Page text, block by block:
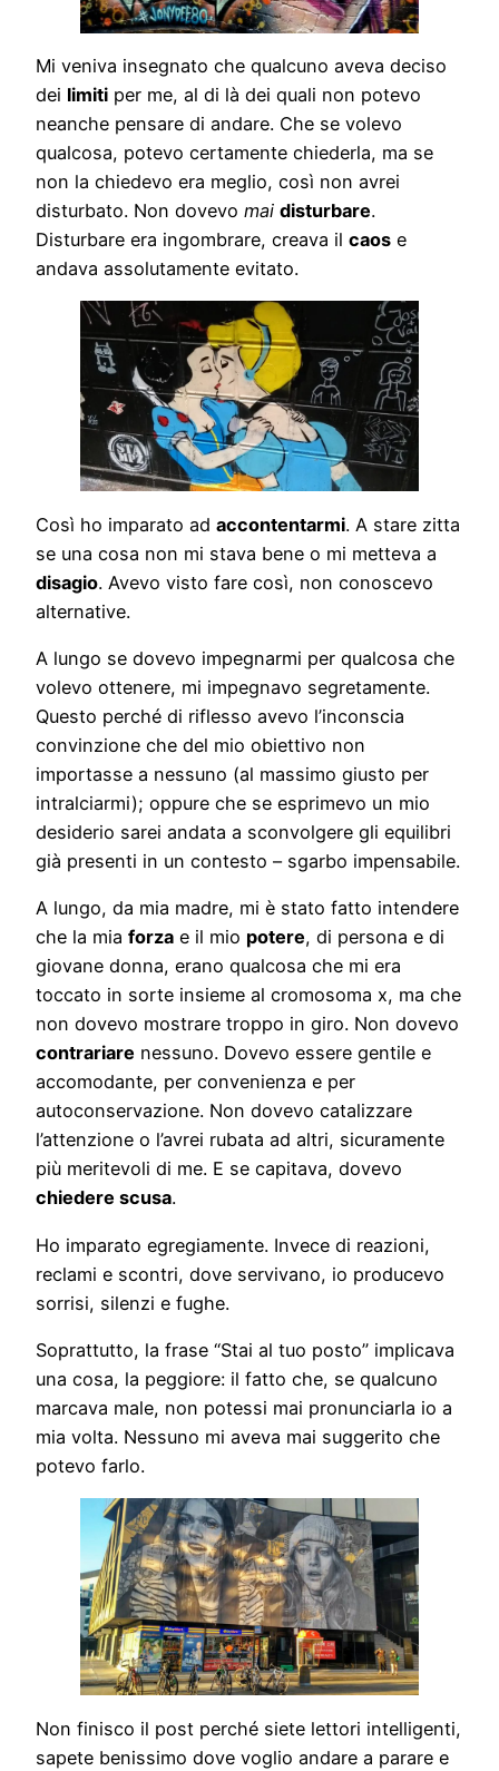
Mi veniva insegnato che qualcuno aveva deciso
dei limiti per me, al di là dei quali non potevo
neanche pensare di andare. Che se volevo
qualcosa, potevo certamente chiederla, ma se
non la chiedevo era meglio, così non avrei
disturbato. Non dovevo mai disturbare.
Disturbare era ingombrare, creava il caos e
andava assolutamente evitato.
Così ho imparato ad accontentarmi. A stare zitta
se una cosa non mi stava bene o mi metteva a
disagio. Avevo visto fare così, non conoscevo
alternative.
A lungo se dovevo impegnarmi per qualcosa che
volevo ottenere, mi impegnavo segretamente.
Questo perché di riflesso avevo l’inconscia
convinzione che del mio obiettivo non
importasse a nessuno (al massimo giusto per
intralciarmi); oppure che se esprimevo un mio
desiderio sarei andata a sconvolgere gli equilibri
già presenti in un contesto – sgarbo impensabile.
A lungo, da mia madre, mi è stato fatto intendere
che la mia forza e il mio potere, di persona e di
giovane donna, erano qualcosa che mi era
toccato in sorte insieme al cromosoma x, ma che
non dovevo mostrare troppo in giro. Non dovevo
contrariare nessuno. Dovevo essere gentile e
accomodante, per convenienza e per
autoconservazione. Non dovevo catalizzare
l’attenzione o l’avrei rubata ad altri, sicuramente
più meritevoli di me. E se capitava, dovevo
chiedere scusa.
Ho imparato egregiamente. Invece di reazioni,
reclami e scontri, dove servivano, io producevo
sorrisi, silenzi e fughe.
Soprattutto, la frase “Stai al tuo posto” implicava
una cosa, la peggiore: il fatto che, se qualcuno
marcava male, non potessi mai pronunciarla io a
mia volta. Nessuno mi aveva mai suggerito che
potevo farlo.
Non finisco il post perché siete lettori intelligenti,
sapete benissimo dove voglio andare a parare e